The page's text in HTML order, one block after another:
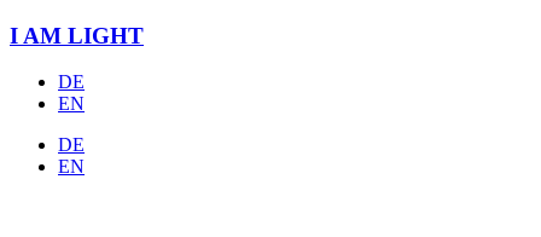
Zum
springen
I AM LIGHT
DE
EN
DE
EN